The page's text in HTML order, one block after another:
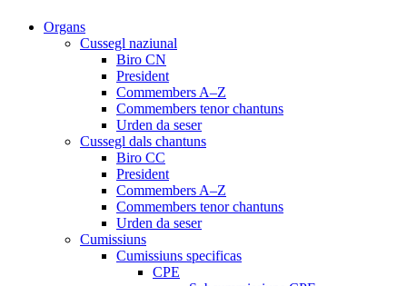
Organs
Cussegl naziunal
Biro CN
President
Commembers A–Z
Commembers tenor chantuns
Urden da seser
Cussegl dals chantuns
Biro CC
President
Commembers A–Z
Commembers tenor chantuns
Urden da seser
Cumissiuns
Cumissiuns specificas
CPE